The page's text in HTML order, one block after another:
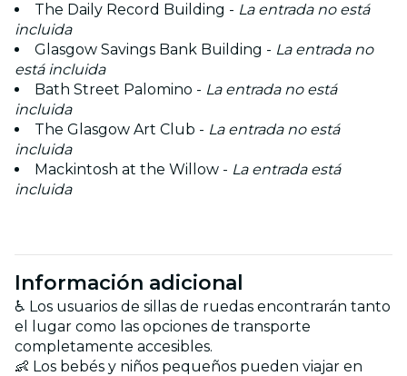
The Daily Record Building - La entrada no está
incluida
Glasgow Savings Bank Building - La entrada no
está incluida
Bath Street Palomino - La entrada no está
incluida
The Glasgow Art Club - La entrada no está
incluida
Mackintosh at the Willow - La entrada está
incluida
Información adicional
♿ Los usuarios de sillas de ruedas encontrarán tanto
el lugar como las opciones de transporte
completamente accesibles.
👶 Los bebés y niños pequeños pueden viajar en